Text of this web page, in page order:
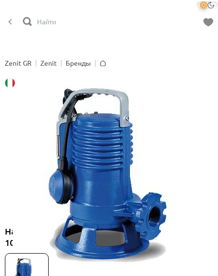
Zenit GR Zenit
Бренды
Насос с режущим механизмом Zenit GR BLUE P
100/2/G40H A1CM/50, артикул 100301697